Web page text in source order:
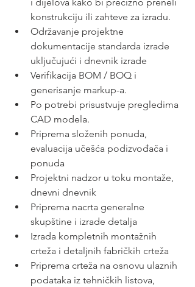
konstrukciju ili zahteve za izradu.
Održavanje projektne
dokumentacije standarda izrade
uključujući i dnevnik izrade
Verifikacija BOM / BOQ i
generisanje markup-a.
Po potrebi prisustvuje pregledima
CAD modela.
Priprema složenih ponuda,
evaluacija učešća podizvođača i
ponuda
Projektni nadzor u toku montaže,
dnevni dnevnik
Priprema nacrta generalne
skupštine i izrade detalja
Izrada kompletnih montažnih
crteža i detaljnih fabričkih crteža
Priprema crteža na osnovu ulaznih
podataka iz tehničkih listova,